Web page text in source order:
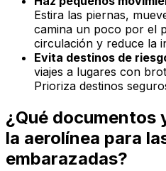
Estira las piernas,
camina un poco por el
circulación y reduce la
Evita destinos de
viajes a lugares con
Prioriza destinos
¿Qué documentos
la aerolínea para
embarazadas?